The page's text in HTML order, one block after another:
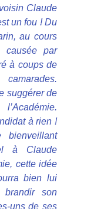
Claude
un fou ! Du
au cours
causée par
à coups de
suggérer de
à rien !
à Claude
cette idée
bien lui
brandir son
uns de ses